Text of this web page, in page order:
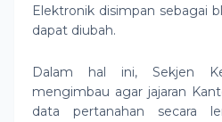
Elektronik disimpan sebagai
dapat diubah.
Dalam hal ini, Sekjen
mengimbau agar jajaran
data pertanahan secara